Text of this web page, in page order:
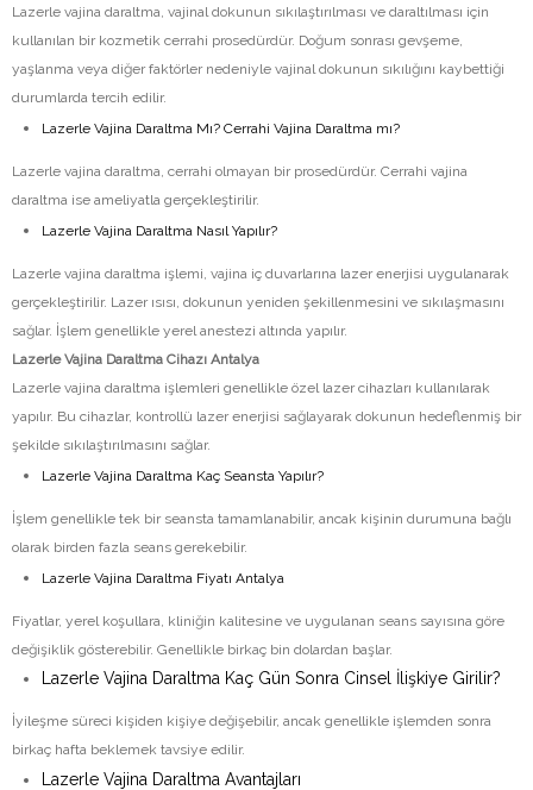
Lazerle vajina daraltma, vajinal dokunun sıkılaştırılması ve daraltılması için
kullanılan bir kozmetik cerrahi prosedürdür. Doğum sonrası gevşeme,
yaşlanma veya diğer faktörler nedeniyle vajinal dokunun sıkılığını kaybettiği
durumlarda tercih edilir.
Lazerle Vajina Daraltma Mı? Cerrahi Vajina Daraltma mı?
Lazerle vajina daraltma, cerrahi olmayan bir prosedürdür. Cerrahi vajina
daraltma ise ameliyatla gerçekleştirilir.
Lazerle Vajina Daraltma Nasıl Yapılır?
Lazerle vajina daraltma işlemi, vajina iç duvarlarına lazer enerjisi uygulanarak
gerçekleştirilir. Lazer ısısı, dokunun yeniden şekillenmesini ve sıkılaşmasını
sağlar. İşlem genellikle yerel anestezi altında yapılır.
Lazerle Vajina Daraltma Cihazı Antalya
Lazerle vajina daraltma işlemleri genellikle özel lazer cihazları kullanılarak
yapılır. Bu cihazlar, kontrollü lazer enerjisi sağlayarak dokunun hedeflenmiş bir
şekilde sıkılaştırılmasını sağlar.
Lazerle Vajina Daraltma Kaç Seansta Yapılır?
İşlem genellikle tek bir seansta tamamlanabilir, ancak kişinin durumuna bağlı
olarak birden fazla seans gerekebilir.
Lazerle Vajina Daraltma Fiyatı Antalya
Fiyatlar, yerel koşullara, kliniğin kalitesine ve uygulanan seans sayısına göre
değişiklik gösterebilir. Genellikle birkaç bin dolardan başlar.
Lazerle Vajina Daraltma Kaç Gün Sonra Cinsel İlişkiye Girilir?
İyileşme süreci kişiden kişiye değişebilir, ancak genellikle işlemden sonra
birkaç hafta beklemek tavsiye edilir.
Lazerle Vajina Daraltma Avantajları